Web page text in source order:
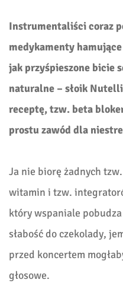
Instrumentaliści coraz
medykamenty
jak przyśpieszone bicie
naturalne – słoik
receptę, tzw. beta
prostu zawód dla
Ja nie biorę żadnych
witamin i tzw.
który wspaniale
słabość do czekolady,
przed koncertem
głosowe.